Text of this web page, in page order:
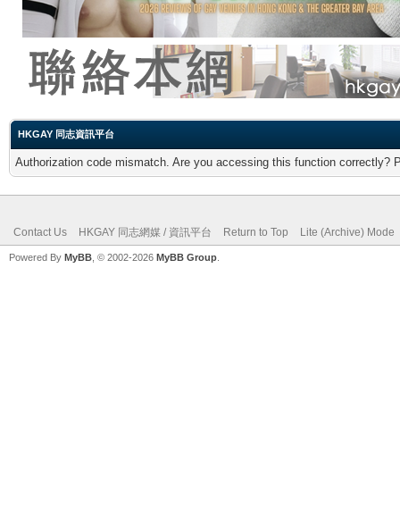
HKGAY 同志資訊平台
Authorization code mismatch. Are you accessing this function correctly?
Contact Us HKGAY 同志網媒 / 資訊平台 Return to Top Lite (Archive) Mode
Powered By MyBB , © 2002-2026 MyBB Group